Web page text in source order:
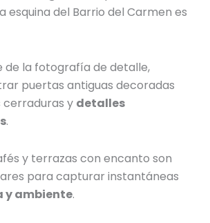
esquina del Barrio del Carmen es
de la fotografía de detalle,
puertas antiguas decoradas
y detalles
.
y terrazas con encanto son
para capturar instantáneas
y ambiente.